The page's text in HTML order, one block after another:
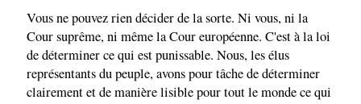
Vous ne pouvez rien décider de la sorte. Ni vous, ni la
Cour suprême, ni même la Cour européenne. C'est à la loi
de déterminer ce qui est punissable. Nous, les élus
représentants du peuple, avons pour tâche de déterminer
clairement et de manière lisible pour tout le monde ce qui